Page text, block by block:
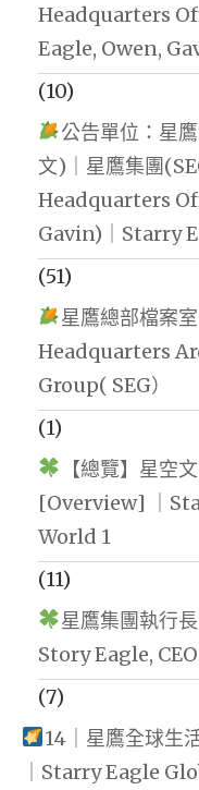
Headquarters
Eagle, Owen,
(10)
公告單位：星
文)｜星鷹集團
Headquarters
Gavin)｜Starry
(51)
星鷹總部檔案
Headquarters
Group( SEG）
(1)
【總覽】星空
[Overview] ｜
World 1
(11)
星鷹集團執行
Story Eagle,
(7)
14｜星鷹全球生
｜Starry Eagle